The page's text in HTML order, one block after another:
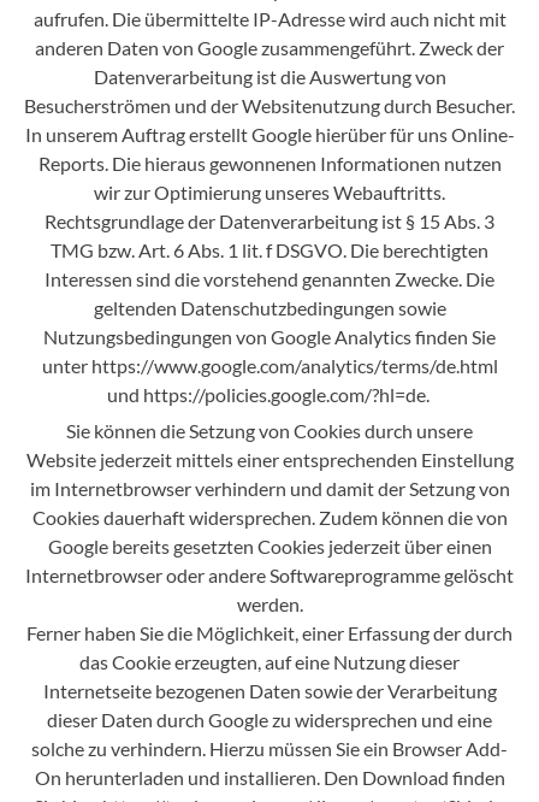
aufrufen. Die übermittelte IP-Adresse wird auch nicht mit
anderen Daten von Google zusammengeführt. Zweck der
Datenverarbeitung ist die Auswertung von
Besucherströmen und der Websitenutzung durch Besucher.
In unserem Auftrag erstellt Google hierüber für uns Online-
Reports. Die hieraus gewonnenen Informationen nutzen
wir zur Optimierung unseres Webauftritts.
Rechtsgrundlage der Datenverarbeitung ist § 15 Abs. 3
TMG bzw. Art. 6 Abs. 1 lit. f DSGVO. Die berechtigten
Interessen sind die vorstehend genannten Zwecke. Die
geltenden Datenschutzbedingungen sowie
Nutzungsbedingungen von Google Analytics finden Sie
unter https://www.google.com/analytics/terms/de.html
und https://policies.google.com/?hl=de.
Sie können die Setzung von Cookies durch unsere
Website jederzeit mittels einer entsprechenden Einstellung
im Internetbrowser verhindern und damit der Setzung von
Cookies dauerhaft widersprechen. Zudem können die von
Google bereits gesetzten Cookies jederzeit über einen
Internetbrowser oder andere Softwareprogramme gelöscht
werden.
Ferner haben Sie die Möglichkeit, einer Erfassung der durch
das Cookie erzeugten, auf eine Nutzung dieser
Internetseite bezogenen Daten sowie der Verarbeitung
dieser Daten durch Google zu widersprechen und eine
solche zu verhindern. Hierzu müssen Sie ein Browser Add-
On herunterladen und installieren. Den Download finden